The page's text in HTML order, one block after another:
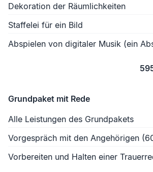
Dekoration der Räumlichkeiten
Staffelei für ein Bild
Abspielen von digitaler Musik (ein
Grundpaket mit Rede
Alle Leistungen des Grundpakets
Vorgespräch mit den Angehörigen
Vorbereiten und Halten einer